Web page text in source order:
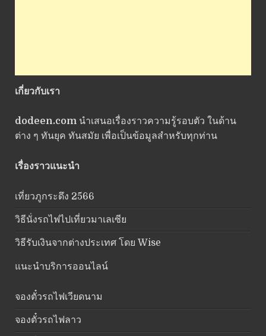
เกี่ยวกับเรา
dodeen.com นำเสนอเรื่องราวความรู้รอบตัว ในด้าน
ต่าง ๆ ทันยุค ทันสมัย เพื่อเป็นข้อมูลสำหรับทุกท่าน
เรื่องราวแนะนำ
เที่ยวภูกระดึง 2566
วิธีนั่งรถไฟไปเที่ยวมาเลเซีย
วิธีรับเงินจากต่างประเทศ โดย Wise
แนะนำบริการออนไลน์
จองตั๋วรถไฟเวียดนาม
จองตั๋วรถไฟลาว